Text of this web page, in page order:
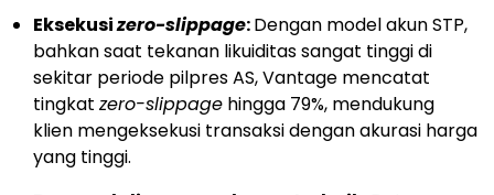
Eksekusizero-slippage:Dengan model akun STP,
bahkan saat tekanan likuiditas sangat tinggi di
sekitar periode pilpres AS, Vantage mencatat
tingkat zero-slippage hingga 79%, mendukung
klien mengeksekusi transaksi dengan akurasi harga
yang tinggi.